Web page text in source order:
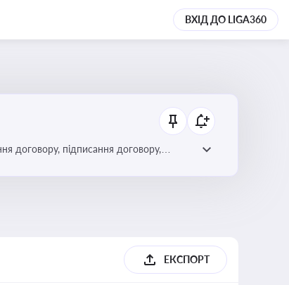
ВХІД ДО LIGA360
договору, підписання договору,
ЕКСПОРТ